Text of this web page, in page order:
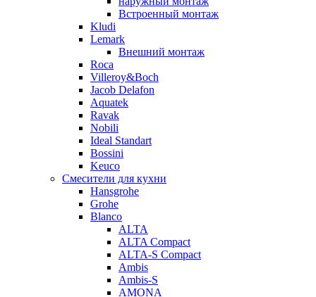
Встроенный монтаж
Kludi
Lemark
Внешний монтаж
Roca
Villeroy&Boch
Jacob Delafon
Aquatek
Ravak
Nobili
Ideal Standart
Bossini
Keuco
Смесители для кухни
Hansgrohe
Grohe
Blanco
ALTA
ALTA Compact
ALTA-S Compact
Ambis
Ambis-S
AMONA